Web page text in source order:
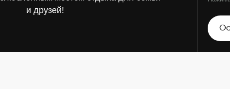
опытом работы, с
для Вас вариант